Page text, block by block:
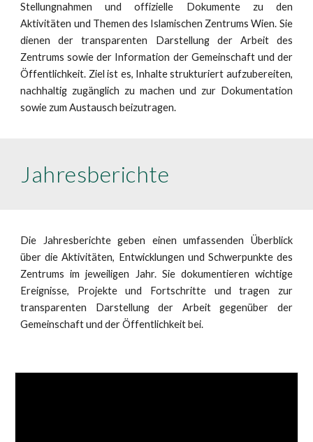
Stellungnahmen und offizielle Dokumente zu den
Aktivitäten und Themen des Islamischen Zentrums Wien. Sie
dienen der transparenten Darstellung der Arbeit des
Zentrums sowie der Information der Gemeinschaft und der
Öffentlichkeit. Ziel ist es, Inhalte strukturiert aufzubereiten,
nachhaltig zugänglich zu machen und zur Dokumentation
sowie zum Austausch beizutragen.
Jahresberichte
Die Jahresberichte geben einen umfassenden Überblick
über die Aktivitäten, Entwicklungen und Schwerpunkte des
Zentrums im jeweiligen Jahr. Sie dokumentieren wichtige
Ereignisse, Projekte und Fortschritte und tragen zur
transparenten Darstellung der Arbeit gegenüber der
Gemeinschaft und der Öffentlichkeit bei.